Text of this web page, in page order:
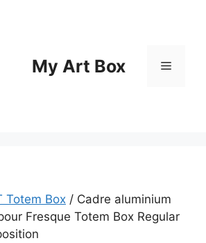
My Art Box Menu
Totem Box / Cadre aluminium
Fresque Totem Box Regular